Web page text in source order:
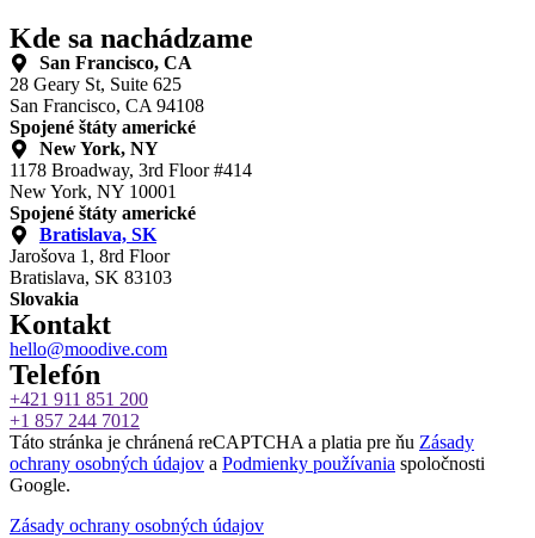
Kde sa nachádzame
San Francisco, CA
28 Geary St, Suite 625
San Francisco, CA 94108
Spojené štáty americké
New York, NY
1178 Broadway, 3rd Floor #414
New York, NY 10001
Spojené štáty americké
Bratislava, SK
Jarošova 1, 8rd Floor
Bratislava, SK 83103
Slovakia
Kontakt
hello@moodive.com
Telefón
+421 911 851 200
+1 857 244 7012
Táto stránka je chránená reCAPTCHA a platia pre ňu Zásady
ochrany osobných údajov a Podmienky používania spoločnosti
Google.
Zásady ochrany osobných údajov